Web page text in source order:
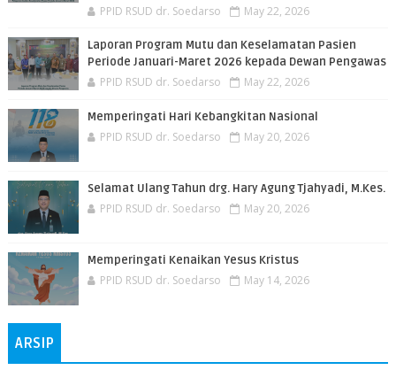
PPID RSUD dr. Soedarso May 22, 2026
Laporan Program Mutu dan Keselamatan Pasien
Periode Januari-Maret 2026 kepada Dewan Pengawas
PPID RSUD dr. Soedarso May 22, 2026
Memperingati Hari Kebangkitan Nasional
PPID RSUD dr. Soedarso May 20, 2026
Selamat Ulang Tahun drg. Hary Agung Tjahyadi, M.Kes.
PPID RSUD dr. Soedarso May 20, 2026
Memperingati Kenaikan Yesus Kristus
PPID RSUD dr. Soedarso May 14, 2026
ARSIP